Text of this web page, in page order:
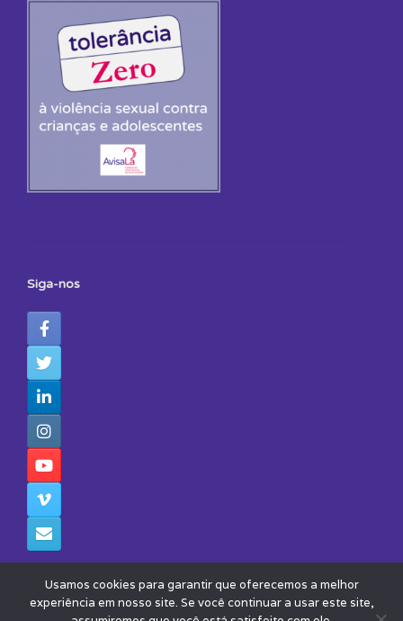
Siga-nos
Usamos cookies para garantir que oferecemos a melhor
experiência em nosso site. Se você continuar a usar este site,